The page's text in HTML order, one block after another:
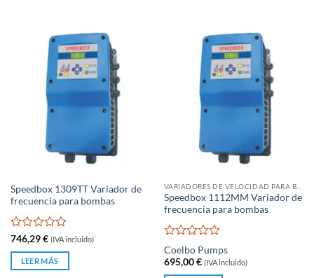
Speedbox 1309TT Variador de
frecuencia para bombas
Valorado
con
de
746,29€ (IVA incluido)
LEER MÁS
Speedbox 1112MM Variador de
frecuencia para bombas
Valorado
con
0
Coelbo Pumps
695,00€ (IVA incluido)